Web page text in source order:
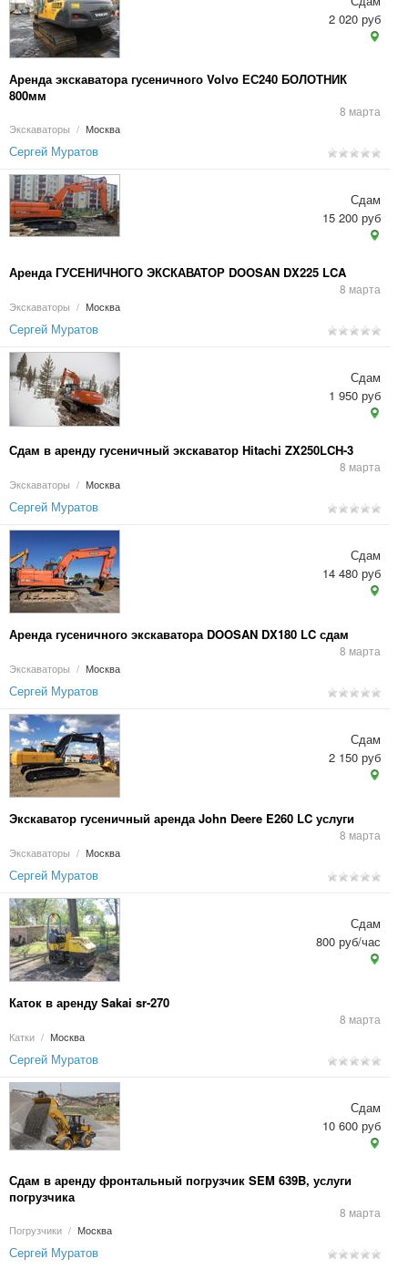
Аренда экскаватора гусеничного Volvo ЕС240 БОЛОТНИК
800мм
8 марта
Экскаваторы / Москва
2 020 руб
Сергей Муратов
Аренда ГУСЕНИЧНОГО ЭКСКАВАТОР DOOSAN DX225 LCA
8 марта
Экскаваторы / Москва
Сдам
15 200 руб
Сергей Муратов
Сдам в аренду гусеничный экскаватор Hitachi ZX250LCH-3
8 марта
Экскаваторы / Москва
Сдам
1 950 руб
Сергей Муратов
Аренда гусеничного экскаватора DOOSAN DX180 LC сдам
8 марта
Экскаваторы / Москва
Сдам
14 480 руб
Сергей Муратов
Экскаватор гусеничный аренда John Deere E260 LC услуги
8 марта
Экскаваторы / Москва
Сдам
2 150 руб
Сергей Муратов
Каток в аренду Sakai sr-270
8 марта
Катки / Москва
Сдам
800 руб/час
Сергей Муратов
Сдам в аренду фронтальный погрузчик SEM 639B, услуги
погрузчика
8 марта
Погрузчики / Москва
Сдам
10 600 руб
Сергей Муратов